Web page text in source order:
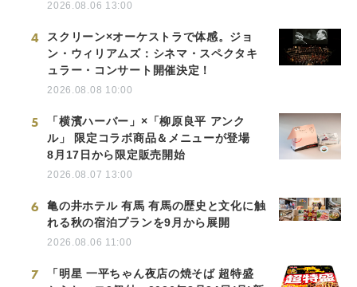
2026.08.06 13:00
4
スクリーン×オーケストラで体感。ジョ
ン・ウィリアムズ：シネマ・スペクタキ
ュラー・コンサート開催決定！
2026.08.08 10:00
5
「横濱ハーバー」×「柳原良平 アンク
ル」 限定コラボ商品＆メニューが登場
8月17日から限定販売開始
2026.08.07 13:00
6
亀の井ホテル 有馬 有馬の歴史と文化に触
れる秋の宿泊プランを9月から展開
2026.08.06 11:00
7
「明星 一平ちゃん夜店の焼そば 超特盛